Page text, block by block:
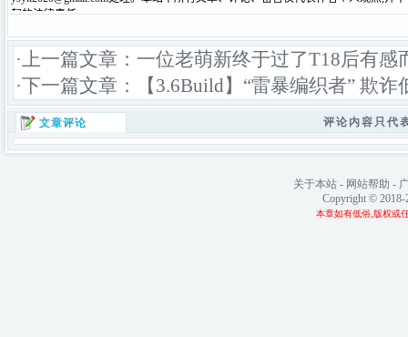
·上一篇文章： 一位老萌新终于过了T18后有感
·下一篇文章：
【3.6Build】“雷暴编织者” 欺
文章评论 评论内容只代
关于本站- 网站帮助 -
Copyright ©
本章如有低俗,版权或